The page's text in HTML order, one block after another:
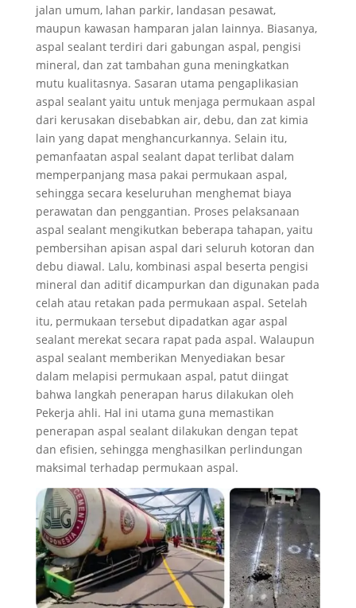
jalan umum, lahan parkir, landasan pesawat,
maupun kawasan hamparan jalan lainnya. Biasanya,
aspal sealant terdiri dari gabungan aspal, pengisi
mineral, dan zat tambahan guna meningkatkan
mutu kualitasnya. Sasaran utama pengaplikasian
aspal sealant yaitu untuk menjaga permukaan aspal
dari kerusakan disebabkan air, debu, dan zat kimia
lain yang dapat menghancurkannya. Selain itu,
pemanfaatan aspal sealant dapat terlibat dalam
memperpanjang masa pakai permukaan aspal,
sehingga secara keseluruhan menghemat biaya
perawatan dan penggantian. Proses pelaksanaan
aspal sealant mengikutkan beberapa tahapan, yaitu
pembersihan apisan aspal dari seluruh kotoran dan
debu diawal. Lalu, kombinasi aspal beserta pengisi
mineral dan aditif dicampurkan dan digunakan pada
celah atau retakan pada permukaan aspal. Setelah
itu, permukaan tersebut dipadatkan agar aspal
sealant merekat secara rapat pada aspal. Walaupun
aspal sealant memberikan Menyediakan besar
dalam melapisi permukaan aspal, patut diingat
bahwa langkah penerapan harus dilakukan oleh
Pekerja ahli. Hal ini utama guna memastikan
penerapan aspal sealant dilakukan dengan tepat
dan efisien, sehingga menghasilkan perlindungan
maksimal terhadap permukaan aspal.